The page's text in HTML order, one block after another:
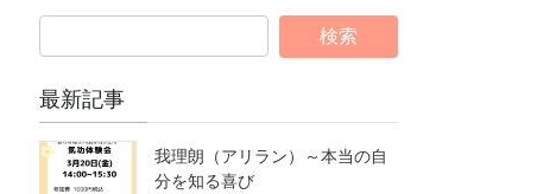
最新記事
我理朗（アリラン）～本当の自
分を知る喜び